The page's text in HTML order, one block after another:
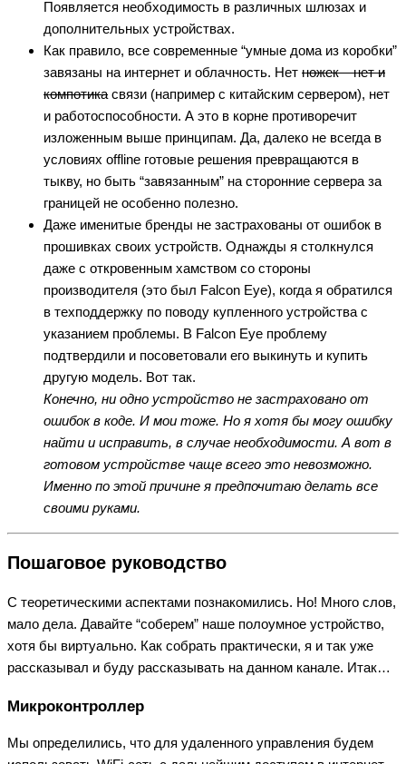
Появляется необходимость в различных шлюзах и
дополнительных устройствах.
Как правило, все современные “умные дома из коробки”
завязаны на интернет и облачность. Нет ножек – нет и
компотика связи (например с китайским сервером), нет
и работоспособности. А это в корне противоречит
изложенным выше принципам. Да, далеко не всегда в
условиях offline готовые решения превращаются в
тыкву, но быть “завязанным” на сторонние сервера за
границей не особенно полезно.
Даже именитые бренды не застрахованы от ошибок в
прошивках своих устройств. Однажды я столкнулся
даже с откровенным хамством со стороны
производителя (это был Falcon Eye), когда я обратился
в техподдержку по поводу купленного устройства с
указанием проблемы. В Falcon Eye проблему
подтвердили и посоветовали его выкинуть и купить
другую модель. Вот так.
Конечно, ни одно устройство не застраховано от
ошибок в коде. И мои тоже. Но я хотя бы могу ошибку
найти и исправить, в случае необходимости. А вот в
готовом устройстве чаще всего это невозможно.
Именно по этой причине я предпочитаю делать все
своими руками.
Пошаговое руководство
С теоретическими аспектами познакомились. Но! Много слов,
мало дела. Давайте “соберем” наше полоумное устройство,
хотя бы виртуально. Как собрать практически, я и так уже
рассказывал и буду рассказывать на данном канале. Итак…
Микроконтроллер
Мы определились, что для удаленного управления будем